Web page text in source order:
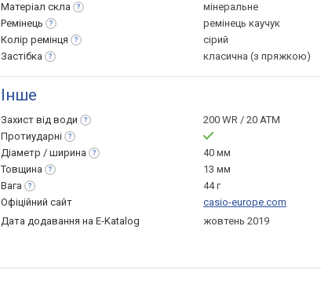
Матеріал скла
мінеральне
Ремінець
ремінець каучук
Колір ремінця
сірий
Застібка
класична (з пряжкою)
Інше
Захист від води
200 WR / 20 ATM
Протиударні
Діаметр / ширина
40 мм
Товщина
13 мм
Вага
44 г
Офіційний сайт
casio-europe.com
Дата додавання на E-Katalog
жовтень 2019